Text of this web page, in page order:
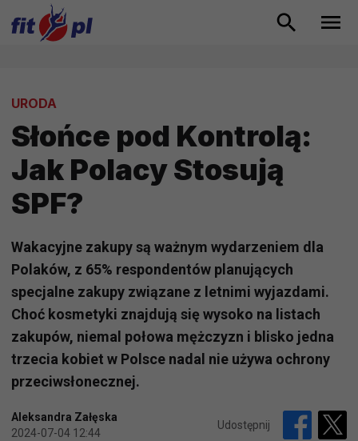
URODA
Słońce pod Kontrolą:
Jak Polacy Stosują
SPF?
Wakacyjne zakupy są ważnym wydarzeniem dla
Polaków, z 65% respondentów planujących
specjalne zakupy związane z letnimi wyjazdami.
Choć kosmetyki znajdują się wysoko na listach
zakupów, niemal połowa mężczyzn i blisko jedna
trzecia kobiet w Polsce nadal nie używa ochrony
przeciwsłonecznej.
Aleksandra Załęska
2024-07-04 12:44
Udostępnij